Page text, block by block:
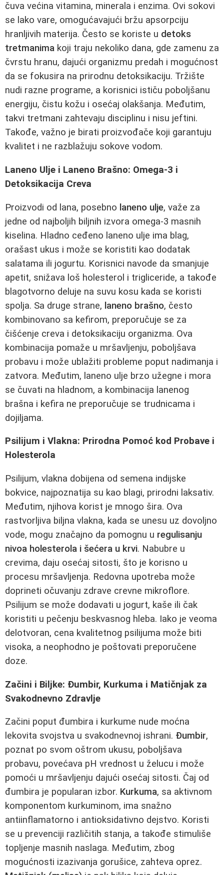
čuva većina vitamina, minerala i enzima. Ovi sokovi
se lako vare, omogućavajući bržu apsorpciju
hranljivih materija. Često se koriste u detoks
tretmanima koji traju nekoliko dana, gde zamenu za
čvrstu hranu, dajući organizmu predah i mogućnost
da se fokusira na prirodnu detoksikaciju. Tržište
nudi razne programe, a korisnici ističu poboljšanu
energiju, čistu kožu i osećaj olakšanja. Međutim,
takvi tretmani zahtevaju disciplinu i nisu jeftini.
Takođe, važno je birati proizvođače koji garantuju
kvalitet i ne razblažuju sokove vodom.
Laneno Ulje i Laneno Brašno: Omega-3 i
Detoksikacija Creva
Proizvodi od lana, posebno laneno ulje, važe za
jedne od najboljih biljnih izvora omega-3 masnih
kiselina. Hladno ceđeno laneno ulje ima blag,
orašast ukus i može se koristiti kao dodatak
salatama ili jogurtu. Korisnici navode da smanjuje
apetit, snižava loš holesterol i trigliceride, a takođe
blagotvorno deluje na suvu kosu kada se koristi
spolja. Sa druge strane, laneno brašno, često
kombinovano sa kefirom, preporučuje se za
čišćenje creva i detoksikaciju organizma. Ova
kombinacija pomaže u mršavljenju, poboljšava
probavu i može ublažiti probleme poput nadimanja i
zatvora. Međutim, laneno ulje brzo užegne i mora
se čuvati na hladnom, a kombinacija lanenog
brašna i kefira ne preporučuje se trudnicama i
dojiljama.
Psilijum i Vlakna: Prirodna Pomoć kod Probave i
Holesterola
Psilijum, vlakna dobijena od semena indijske
bokvice, najpoznatija su kao blagi, prirodni laksativ.
Međutim, njihova korist je mnogo šira. Ova
rastvorljiva biljna vlakna, kada se unesu uz dovoljno
vode, mogu značajno da pomognu u regulisanju
nivoa holesterola i šećera u krvi. Nabubre u
crevima, daju osećaj sitosti, što je korisno u
procesu mršavljenja. Redovna upotreba može
doprineti očuvanju zdrave crevne mikroflore.
Psilijum se može dodavati u jogurt, kaše ili čak
koristiti u pečenju beskvasnog hleba. Iako je veoma
delotvoran, cena kvalitetnog psilijuma može biti
visoka, a neophodno je poštovati preporučene
doze.
Začini i Biljke: Đumbir, Kurkuma i Matičnjak za
Svakodnevno Zdravlje
Začini poput đumbira i kurkume nude moćna
lekovita svojstva u svakodnevnoj ishrani. Đumbir,
poznat po svom oštrom ukusu, poboljšava
probavu, povećava pH vrednost u želucu i može
pomoći u mršavljenju dajući osećaj sitosti. Čaj od
đumbira je popularan izbor. Kurkuma, sa aktivnom
komponentom kurkuminom, ima snažno
antiinflamatorno i antioksidativno dejstvo. Koristi
se u prevenciji različitih stanja, a takođe stimuliše
topljenje masnih naslaga. Međutim, zbog
mogućnosti izazivanja gorušice, zahteva oprez.